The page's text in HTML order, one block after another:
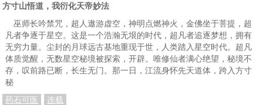
方寸山悟道，我衍化天帝妙法
巫师长吟禁咒，超人遨游虚空，神明点燃神火，金佛坐于菩提，超
凡者争逐于星空。这是一个浩瀚无垠的时代，超凡者追逐梦想，拥有
无穷力量。尘封的月球远古基地重现于世，人类踏入星空时代。超凡
体质觉醒，无数星空秘境被探索，开辟。唯修仙者满心绝望，秘境不
存，叹前路已断，长生无门。那一日，江流身怀先天道体，跨入方寸
秘
药石可医
连载